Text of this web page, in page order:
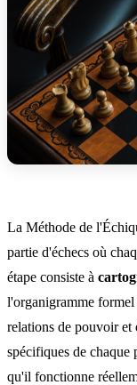
La Méthode de
partie d'échecs où
étape consiste à
l'organigramme
relations de pouvoir et
spécifiques de chaque
qu'il fonctionne